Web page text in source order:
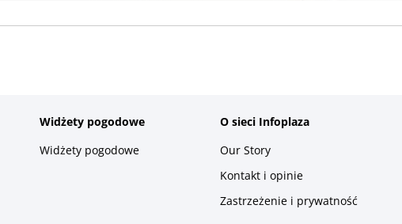
Widżety pogodowe
Widżety pogodowe
O sieci Infoplaza
Our Story
Kontakt i opinie
Zastrzeżenie i prywatność